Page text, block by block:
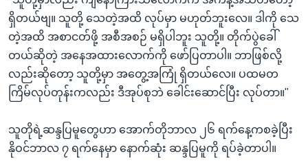
ရှိတယ်ဗျ။ သူတို့ သေတဲ့အထိ လုပ်မှာ မဟုတ်ဘူးလေ။ ဒါကို သေ
တဲ့အထိ အစာငတ်ဖို့ အစီအစဉ် မရှိပါဘူး သူတို့။ တိုက်ပွဲခေါ်
တယ်ဆိုတဲ့ အနေအထားလောက်ကို ဖော်ပြတာပါ။ ဘာဖြစ်လို့
လည်းဆိုတော့ သူတို့မှာ အတွေ့အကြုံ ရှိတယ်လေ။ ပထမတ
ကြိမ်လုပ်တုန်းကလည်း ဒီအုပ်စုဘဲ ခေါင်းဆောင်ပြီး လုပ်တာ။"
သူတိုရဲ့ဆန္ဒပြမူတွေဟာ အောက်တိုဘာလ ၂၆ ရက်နေ့ကစခဲ့ပြီး
နိုဝင်ဘာလ ၇ ရက်နေမှာ နောက်ဆုံး ဆန္ဒပြမူကို ရပ်ခဲ့တာပါ။